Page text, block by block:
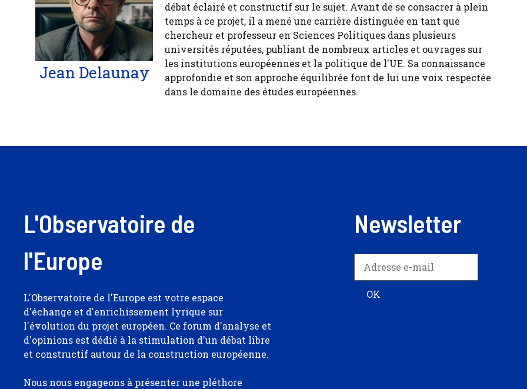
Jean Delaunay
débat éclairé et constructif sur le sujet. Avant de se consacrer à plein
temps à ce projet, il a mené une carrière distinguée en tant que
chercheur et professeur en Sciences Politiques dans plusieurs
universités réputées, publiant de nombreux articles et ouvrages sur
les institutions européennes et la politique de l'UE. Sa connaissance
approfondie et son approche équilibrée font de lui une voix respectée
dans le domaine des études européennes.
L'Observatoire de
l'Europe
L'Observatoire de l'Europe est votre espace
d'échange et d'enrichissement lyrique sur
l'évolution du projet européen. Ce forum d'analyse et
d'opinions est dédié à la stimulation d'un débat libre
et constructif autour de la construction européenne.
Nous nous engageons à présenter une pléthore
Newsletter